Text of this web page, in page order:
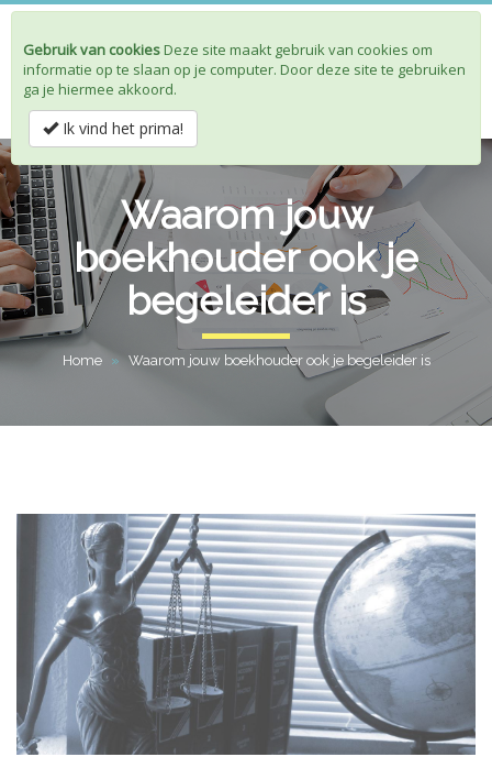
Toggle
Waarom jouw
boekhouder ook je
begeleider is
Home » Waarom jouw boekhouder ook je begeleider is
Gebruik van cookiesDeze site maakt gebruik van cookies om
informatie op te slaan op je computer. Door deze site te gebruiken
ga je hiermee akkoord.
Ik vind het prima!